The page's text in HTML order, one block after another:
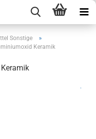
Sonstige »
Keramik
.